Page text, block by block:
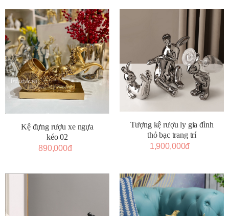
Kệ đựng rượu xe ngựa
kéo 02
890,000đ
Tượng kệ rượu ly gia đình
thỏ bạc trang trí
1,900,000đ